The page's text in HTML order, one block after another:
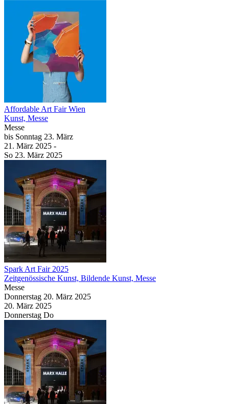
Affordable Art Fair Wien
Kunst, Messe
Messe
bis Sonntag 23. März
21. März 2025 -
So 23. März 2025
Spark Art Fair 2025
Zeitgenössische Kunst, Bildende Kunst, Messe
Messe
Donnerstag 20. März 2025
20. März 2025
Donnerstag Do